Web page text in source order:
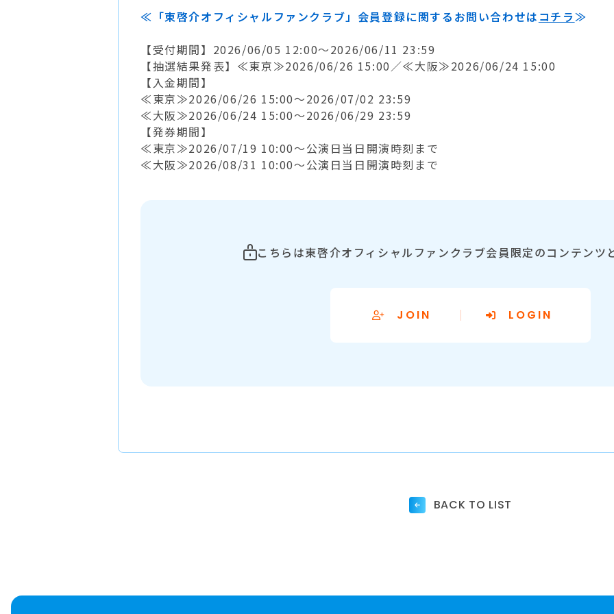
≪「東啓介オフィシャルファンクラブ」会員登録に関するお問い合わせは コチラ≫
【受付期間】2026/06/05 12:00～2026/06/11 23:59
【抽選結果発表】≪東京≫2026/06/26 15:00／≪大阪≫2026/06/24 15:00
【入金期間】
≪東京≫2026/06/26 15:00～2026/07/02 23:59
≪大阪≫2026/06/24 15:00～2026/06/29 23:59
【発券期間】
≪東京≫2026/07/19 10:00～公演日当日開演時刻まで
≪大阪≫2026/08/31 10:00～公演日当日開演時刻まで
こちらは東啓介オフィシャルファンクラブ会員限定のコンテンツ
JOIN LOGIN
BACK TO LIST